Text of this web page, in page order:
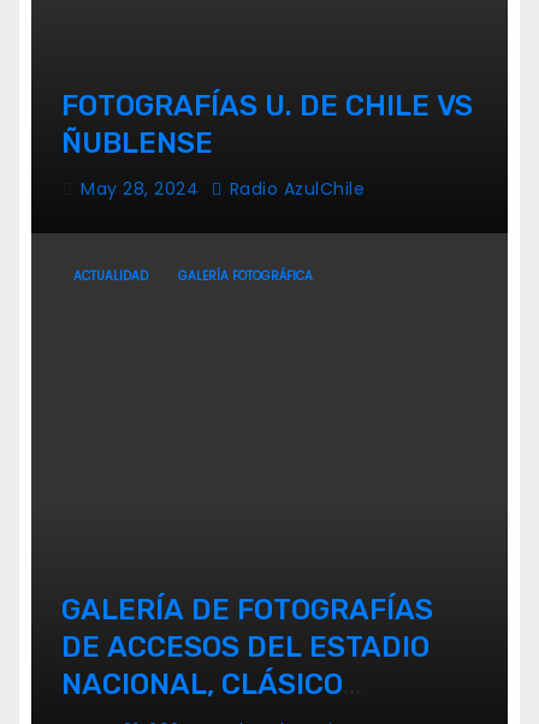
FOTOGRAFÍAS U. DE CHILE VS
ÑUBLENSE
May 28, 2024 Radio AzulChile
ACTUALIDAD GALERÍA FOTOGRÁFICA
GALERÍA DE FOTOGRAFÍAS
DE ACCESOS DEL ESTADIO
NACIONAL, CLÁSICO